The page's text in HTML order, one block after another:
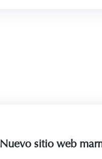
Nuevo sitio web